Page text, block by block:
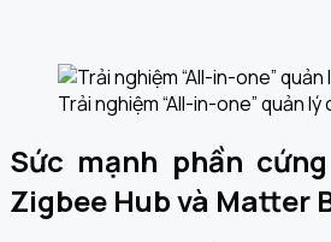
Trải nghiệm “All-in-one” quản
Sức mạnh phần
Zigbee Hub và Matter